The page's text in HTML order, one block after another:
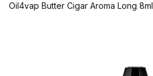
Oil4vap Butter Cigar Aroma Long 8ml